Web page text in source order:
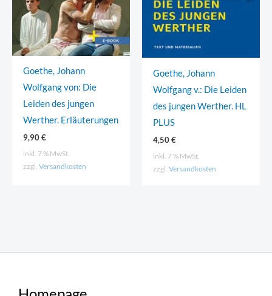
Goethe, Johann
Wolfgang von: Die
Leiden des jungen
Werther. Erläuterungen
9,90€
inkl. 7 % MwSt.
zzgl. Versandkosten
Goethe, Johann
Wolfgang v.: Die Leiden
des jungen Werther. HL
PLUS
4,50€
inkl. 7 % MwSt.
zzgl. Versandkosten